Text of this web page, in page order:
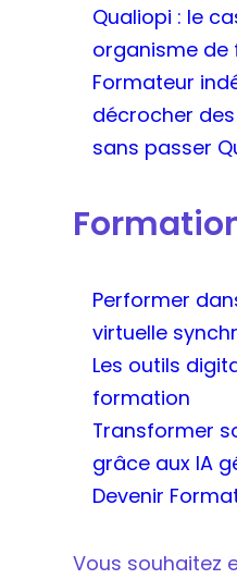
Qualiopi : le
organisme de
Formateur
décrocher
sans passer
Performer
virtuelle
Les outils
formation
Transformer
grâce aux IA
Devenir
Vous souhaitez